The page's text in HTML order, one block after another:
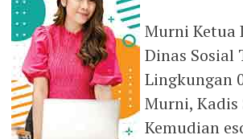
Murni Ketua
Dinas Sosial
Lingkungan
Murni, Kadis
Kemudian